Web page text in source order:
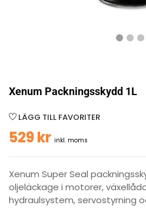
Xenum Packningsskydd 1L
LÄGG TILL FAVORITER
529kr inkl. moms
Xenum Super Seal
oljeläckage i motorer,
hydraulsystem, servostyrning